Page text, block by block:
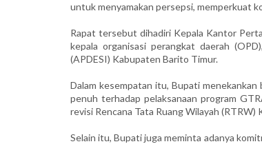
untuk menyamakan persepsi, memperkuat
Rapat tersebut dihadiri Kepala Kantor
kepala organisasi perangkat daerah
(APDESI) Kabupaten Barito Timur.
Dalam kesempatan itu, Bupati
penuh terhadap pelaksanaan program
revisi Rencana Tata Ruang Wilayah
Selain itu, Bupati juga meminta adanya